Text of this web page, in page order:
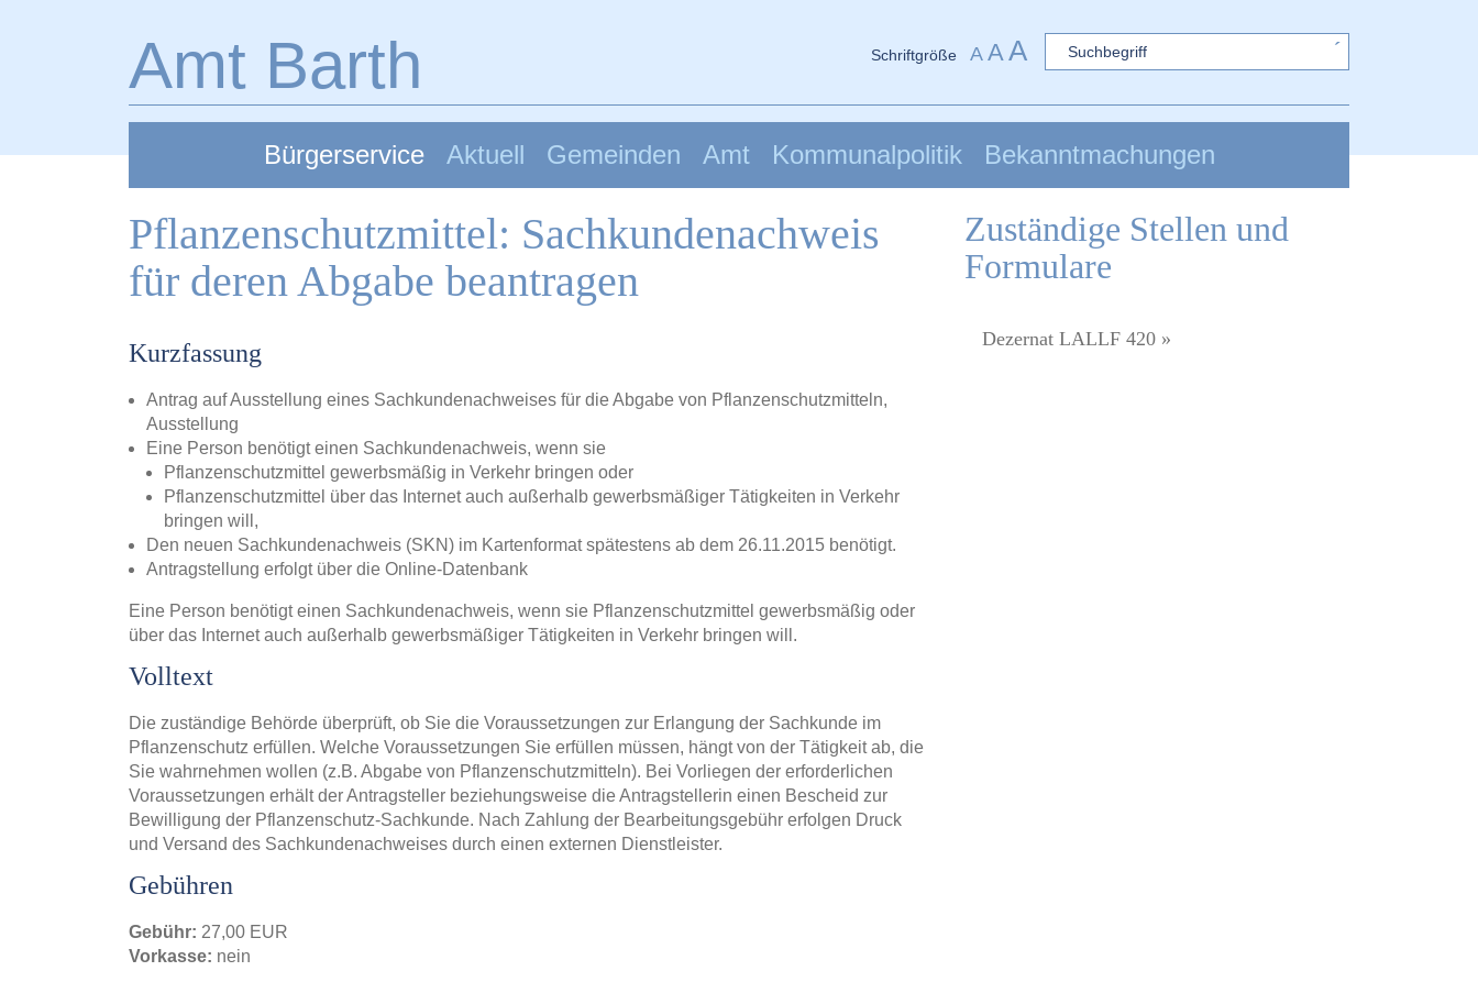
Amt Barth Schriftgröße A AA Sword
Bürgerservice Aktuell Gemeinden Amt Kommunalpolitik Bekanntmachungen
Pflanzenschutzmittel: Sachkundenachweis
für deren Abgabe beantragen
Kurzfassung
Antrag auf Ausstellung eines Sachkundenachweises für die Abgabe von Pflanzenschutzmitteln,
Ausstellung
Eine Person benötigt einen Sachkundenachweis, wenn sie
Pflanzenschutzmittel gewerbsmäßig in Verkehr bringen oder
Pflanzenschutzmittel über das Internet auch außerhalb gewerbsmäßiger Tätigkeiten in Verkehr
bringen will,
Den neuen Sachkundenachweis (SKN) im Kartenformat spätestens ab dem 26.11.2015 benötigt.
Antragstellung erfolgt über die Online-Datenbank
Eine Person benötigt einen Sachkundenachweis, wenn sie Pflanzenschutzmittel gewerbsmäßig oder
über das Internet auch außerhalb gewerbsmäßiger Tätigkeiten in Verkehr bringen will.
Volltext
Die zuständige Behörde überprüft, ob Sie die Voraussetzungen zur Erlangung der Sachkunde im
Pflanzenschutz erfüllen. Welche Voraussetzungen Sie erfüllen müssen, hängt von der Tätigkeit ab, die
Sie wahrnehmen wollen (z.B. Abgabe von Pflanzenschutzmitteln). Bei Vorliegen der erforderlichen
Voraussetzungen erhält der Antragsteller beziehungsweise die Antragstellerin einen Bescheid zur
Bewilligung der Pflanzenschutz-Sachkunde. Nach Zahlung der Bearbeitungsgebühr erfolgen Druck
und Versand des Sachkundenachweises durch einen externen Dienstleister.
Gebühren
Gebühr: 27,00 EUR
Vorkasse: nein
Zuständige Stellen und
Formulare
Dezernat LALLF 420 »